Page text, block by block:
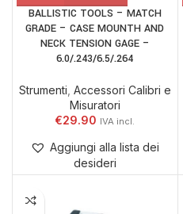
BALLISTIC TOOLS – MATCH
GRADE – CASE MOUNTH AND
NECK TENSION GAGE –
6.0/.243/6.5/.264
Strumenti Accessori Calibri e
Misuratori
€29.90
Aggiungi alla lista dei
desideri